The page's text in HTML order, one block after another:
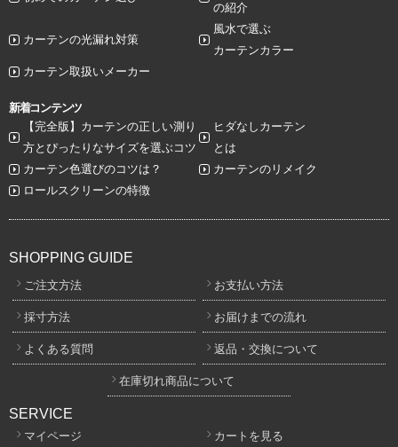
の紹介
カーテンの光漏れ対策
風水で選ぶ
カーテンカラー
カーテン取扱いメーカー
新着コンテンツ
【完全版】カーテンの正しい測り
方とぴったりなサイズを選ぶコツ
ヒダなしカーテン
とは
カーテン色選びのコツは？
カーテンのリメイク
ロールスクリーンの特徴
SHOPPING GUIDE
ご注文方法 お支払い方法
採寸方法 お届けまでの流れ
よくある質問 返品・交換について
在庫切れ商品について
SERVICE
マイページ カートを見る